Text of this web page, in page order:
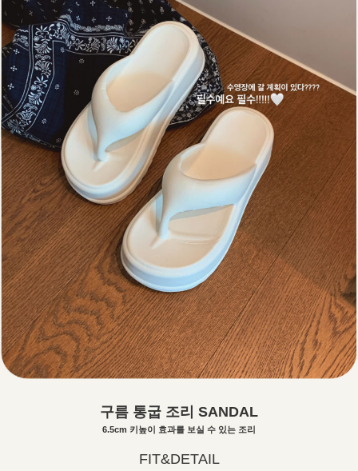
구름 통굽 조리 SANDAL
6.5cm 키높이 효과를 보실 수 있는 조리
FIT&DETAIL